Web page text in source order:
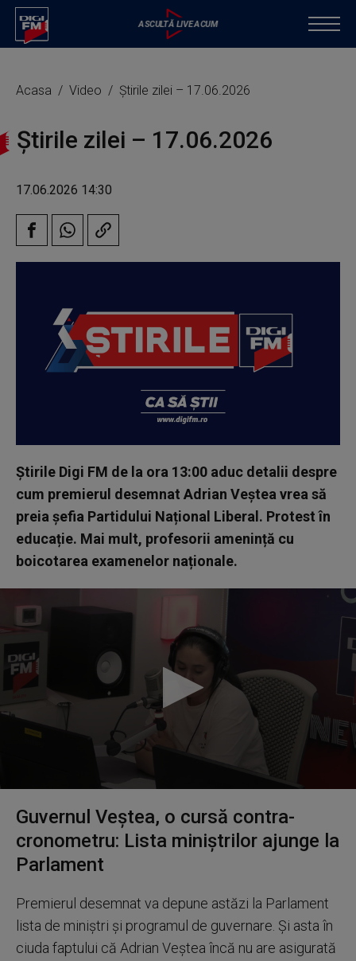
Acasa Video Știrile zilei – 17.06.2026
Știrile zilei – 17.06.2026
17.06.2026 14:30
Știrile Digi FM de la ora 13:00 aduc detalii despre
cum premierul desemnat Adrian Veștea vrea să
preia șefia Partidului Național Liberal. Protest în
educație. Mai mult, profesorii amenință cu
boicotarea examenelor naționale.
seconds
minutes,
seconds
Guvernul Veștea, o cursă contra-
cronometru: Lista miniștrilor ajunge la
Parlament
Premierul desemnat va depune astăzi la Parlament
lista de miniștri și programul de guvernare. Și asta în
ciuda faptului că Adrian Veștea încă nu are asigurată